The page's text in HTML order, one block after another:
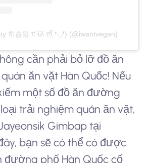
히솝맘 ੯∙̀͡u\ ᰔᩚ ❛˓◞❛) (@iwantvegan)
cần phải bỏ lỡ đồ ăn
ăn vặt Hàn Quốc! Nếu
một số đồ ăn đường
trải nghiệm quán ăn vặt,
Gimbap tại
bạn sẽ có thể có được
đường phố Hàn Quốc cổ